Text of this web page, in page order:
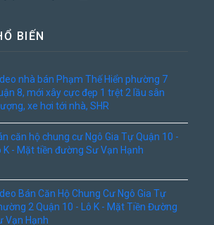
BIẾN
nhà bán Phạm Thế Hiển phường 7
8, mới xây cực đẹp 1 trệt 2 lầu sân
xe hơi tới nhà, SHR
căn hộ chung cư Ngô Gia Tự Quận 10 -
K - Mặt tiền đường Sư Vạn Hạnh
Bán Căn Hộ Chung Cư Ngô Gia Tự
2 Quận 10 - Lô K - Mặt Tiền Đường
Vạn Hạnh